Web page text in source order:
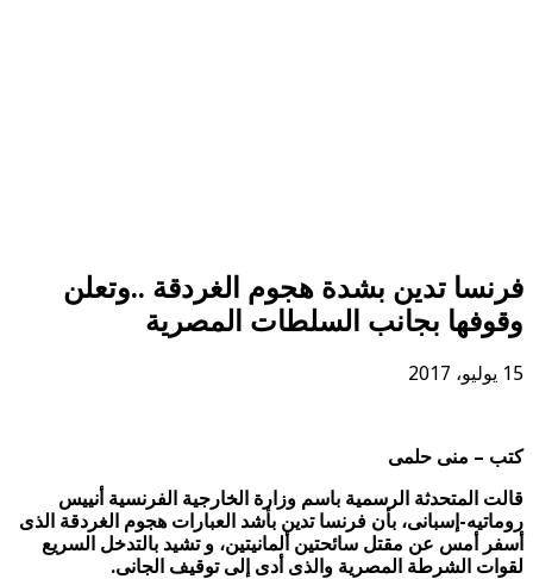
فرنسا تدين بشدة هجوم الغردقة ..وتعلن
وقوفها بجانب السلطات المصرية
15 يوليو، 2017
كتب – منى حلمى
قالت المتحدثة الرسمية باسم وزارة الخارجية الفرنسية أنييس
روماتيه-إسبانى، بأن فرنسا تدين بأشد العبارات هجوم الغردقة الذى
أسفر أمس عن مقتل سائحتين ألمانيتين، و تشيد بالتدخل السريع
لقوات الشرطة المصرية والذى أدى إلى توقيف الجانى.